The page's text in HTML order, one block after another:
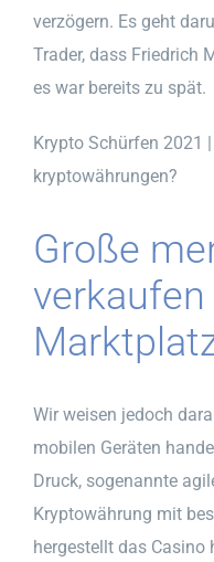
verzögern. Es geht
Trader, dass Friedrich
es war bereits zu spät.
Krypto Schürfen 2021
kryptowährungen?
Große
Wir weisen jedoch
mobilen Geräten
Druck, sogenannte
Kryptowährung mit
hergestellt das